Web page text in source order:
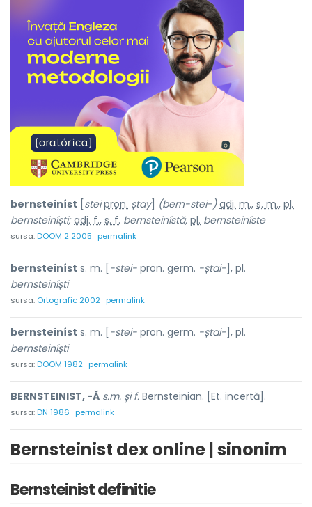
bernsteiníst stei pron. ștay] (bern-stei-) adj. m., s. m., pl.
bernsteiníști; adj. f., s. f. bernsteinístă, pl. bernsteiníste
sursa:DOOM 2 2005 permalink
bernsteiníst s. m. [ -stei- pron. germ. -ștai- ], pl.
bernsteiníști
sursa: Ortografic 2002 permalink
bernsteiníst s. m. [ -stei- pron. germ. -ștai- ], pl.
bernsteiníști
sursa:DOOM 1982 permalink
BERNSTEINIST, -Ă s.m. și f. Bernsteinian. [Et. incertă].
sursa:DN 1986 permalink
Bernsteinist dex online | sinonim
Bernsteinist definitie